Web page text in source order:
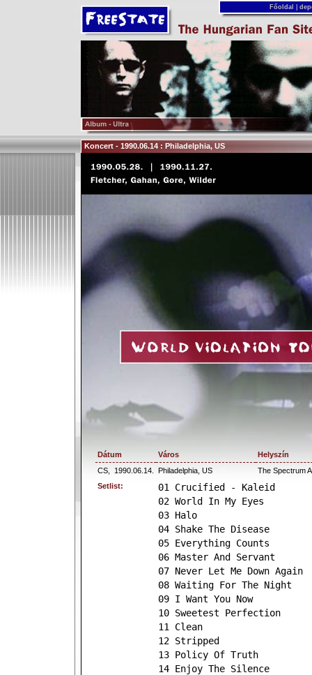
Főoldal
Koncert - 1990.06.14 : Philadelphia, US
Dátum Város
Helyszín
CS,
1990.06.14. Philadelphia, US
The Spectrum
Setlist:
01 Crucified - Kaleid
02 World In My Eyes
03 Halo
04 Shake The Disease
05 Everything Counts
06 Master And Servant
07 Never Let Me Down Again
08 Waiting For The Night
09 I Want You Now
10 Sweetest Perfection
11 Clean
12 Stripped
13 Policy Of Truth
14 Enjoy The Silence